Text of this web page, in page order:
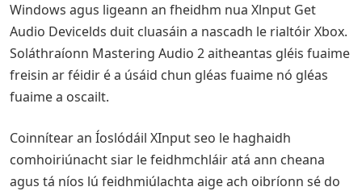
Windows agus ligeann an fheidhm nua Xlnput Get
Audio Devicelds duit cluasáin a nascadh le rialtóir Xbox.
Soláthraíonn Mastering Audio 2 aitheantas gléis fuaime
freisin ar féidir é a úsáid chun gléas fuaime nó gléas
fuaime a oscailt.
Coinnítear an Íoslódáil XInput seo le haghaidh
comhoiriúnacht siar le feidhmchláir atá ann cheana
agus tá níos lú feidhmiúlachta aige ach oibríonn sé do